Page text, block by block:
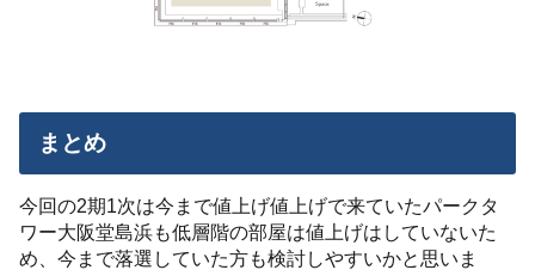
まとめ
今回の2期1次は今まで値上げ値上げで来ていたパークタ
ワー大阪堂島浜も低層階の部屋は値上げはしていないた
め、今まで落選していた方も検討しやすいかと思いま